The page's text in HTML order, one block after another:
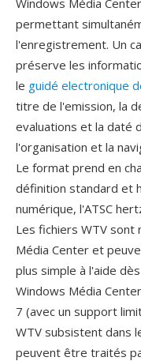
Windows Média
permettant
l'enregistrement. Un
préserve les
le guidé electronique
titre de l'emission, la
evaluations et la daté
l'organisation et la
Le format prend en
définition standard et
numérique, l'ATSC
Les fichiers WTV sont
Média Center et
plus simple à l'aide
Windows Média
7 (avec un support
WTV subsistent dans
peuvent être traités